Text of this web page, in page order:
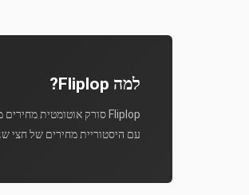
למה Fliplop?
Fliplop סורק אוטומטית מחירים מ-25+ חנויות לגו ישראליות מספר פעמים ביום.
עם היסטוריית מחירים של חצי